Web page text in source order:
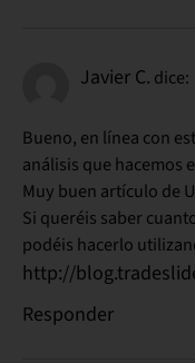
Javier C. dice:
Bueno, en línea con
análisis que hacemos
Muy buen artículo de
Si queréis saber
podéis hacerlo
http://
Responder